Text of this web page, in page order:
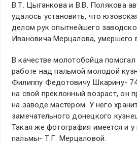
В.Т. Цыганкова и В.В. Полякова
удалось установить, что
делом рук опытнейшего
Ивановича Мерцалова, умершего
В качестве молотобойца
работе над пальмой молодой
Филиппу Федотовичу Шкарину-
на свой преклонный возраст, он
на заводе мастером. У него
замечательного донецкого
Такая же фотография имеется и у
пальмы- Т.Г. Мерцаловой.